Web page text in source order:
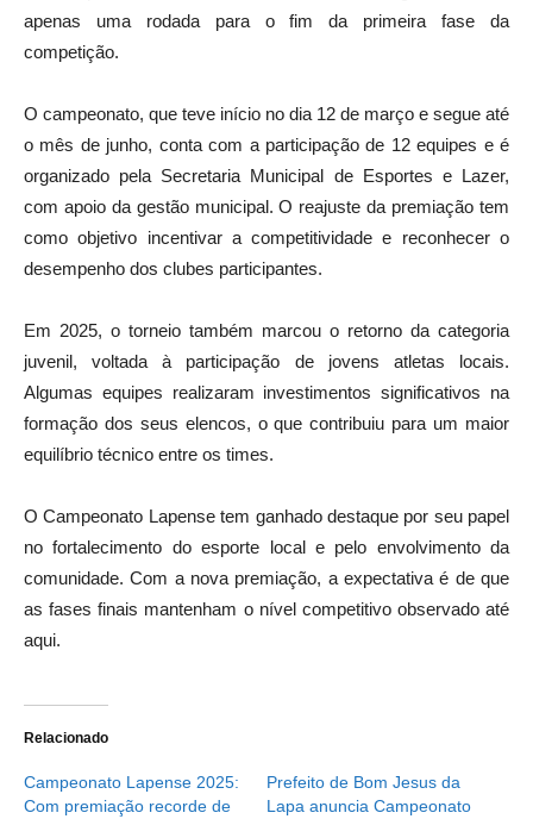
apenas uma rodada para o fim da primeira fase da
competição.
O campeonato, que teve início no dia 12 de março e segue até
o mês de junho, conta com a participação de 12 equipes e é
organizado pela Secretaria Municipal de Esportes e Lazer,
com apoio da gestão municipal. O reajuste da premiação tem
como objetivo incentivar a competitividade e reconhecer o
desempenho dos clubes participantes.
Em 2025, o torneio também marcou o retorno da categoria
juvenil, voltada à participação de jovens atletas locais.
Algumas equipes realizaram investimentos significativos na
formação dos seus elencos, o que contribuiu para um maior
equilíbrio técnico entre os times.
O Campeonato Lapense tem ganhado destaque por seu papel
no fortalecimento do esporte local e pelo envolvimento da
comunidade. Com a nova premiação, a expectativa é de que
as fases finais mantenham o nível competitivo observado até
aqui.
Relacionado
Campeonato Lapense 2025:
Com premiação recorde de
Prefeito de Bom Jesus da
Lapa anuncia Campeonato